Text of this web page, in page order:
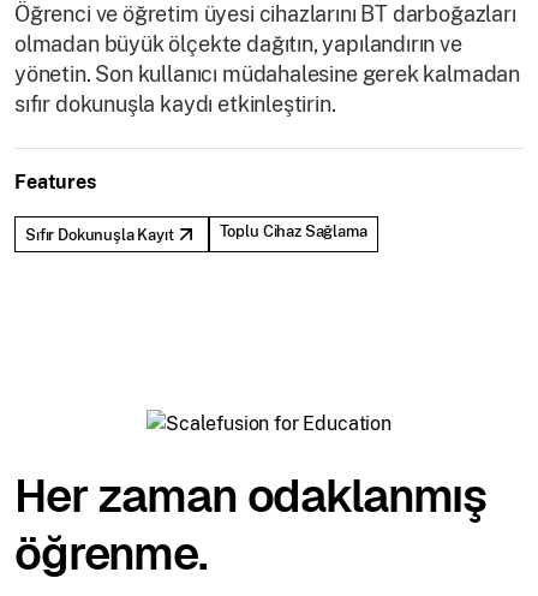
Öğrenci ve öğretim üyesi cihazlarını BT darboğazları
olmadan büyük ölçekte dağıtın, yapılandırın ve
yönetin. Son kullanıcı müdahalesine gerek kalmadan
sıfır dokunuşla kaydı etkinleştirin.
Features
Sıfır Dokunuşla Kayıt Toplu Cihaz Sağlama
Her zaman odaklanmış
öğrenme.